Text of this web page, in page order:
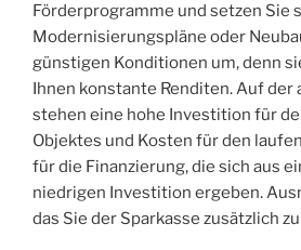
Förderprogramme und setzen Sie
Modernisierungspläne oder
günstigen Konditionen um, denn
Ihnen konstante Renditen. Auf der
stehen eine hohe Investition für
Objektes und Kosten für den
für die Finanzierung, die sich aus
niedrigen Investition ergeben.
das Sie der Sparkasse zusätzlich